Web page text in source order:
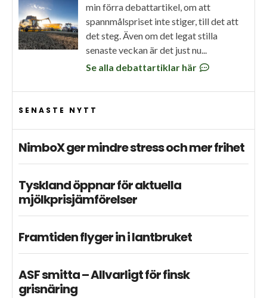
min förra debattartikel, om att
spannmålspriset inte stiger, till det att
det steg. Även om det legat stilla
senaste veckan är det just nu...
Se alla debattartiklar här
SENASTE NYTT
NimboX ger mindre stress och mer frihet
Tyskland öppnar för aktuella
mjölkprisjämförelser
Framtiden flyger in i lantbruket
ASF smitta – Allvarligt för finsk
grisnäring